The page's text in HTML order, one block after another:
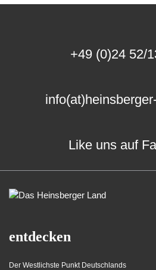
+49 (0)24 52/
Like uns auf
entdecken
Der Westlichste Punkt Deutschlands